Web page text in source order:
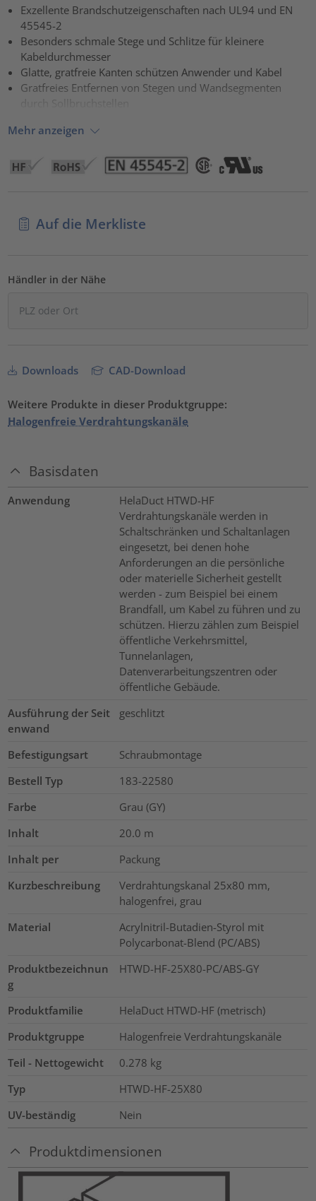
Akzeptieren
powered by
Exzellente Brandschutzeigenschaften nach UL94 und EN
45545-2
Besonders schmale Stege und Schlitze für kleinere
Kabeldurchmesser
Glatte, gratfreie Kanten schützen Anwender und Kabel
Gratfreies Entfernen von Stegen und Wandsegmenten
Mehr anzeigen
Auf die Merkliste
Händler in der Nähe
Downloads CAD-Download
Weitere Produkte in dieser Produktgruppe:
Halogenfreie Verdrahtungskanäle
Basisdaten
Anwendung
HelaDuct HTWD-HF
Verdrahtungskanäle werden in
Schaltschränken und Schaltanlagen
eingesetzt, bei denen hohe
Anforderungen an die persönliche
oder materielle Sicherheit gestellt
werden - zum Beispiel bei einem
Brandfall, um Kabel zu führen und zu
schützen. Hierzu zählen zum Beispiel
öffentliche Verkehrsmittel,
Tunnelanlagen,
Datenverarbeitungszentren oder
öffentliche Gebäude.
Ausführung der Seit
enwand
geschlitzt
Befestigungsart
Schraubmontage
Bestell Typ
183-22580
Farbe
Grau (GY)
Inhalt
20.0 m
Inhalt per
Packung
Kurzbeschreibung
Verdrahtungskanal 25x80 mm,
halogenfrei, grau
Material
Acrylnitril-Butadien-Styrol mit
Polycarbonat-Blend (PC/ABS)
Produktbezeichnun
g
HTWD-HF-25X80-PC/ABS-GY
Produktfamilie
HelaDuct HTWD-HF (metrisch)
Produktgruppe
Halogenfreie Verdrahtungskanäle
Teil - Nettogewicht
0.278 kg
Typ
HTWD-HF-25X80
UV-beständig
Nein
Produktdimensionen